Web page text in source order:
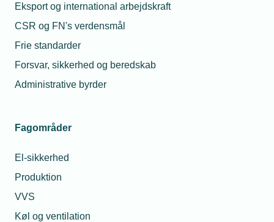
Eksport og international arbejdskraft
CSR og FN's verdensmål
Frie standarder
Forsvar, sikkerhed og beredskab
Administrative byrder
Fagområder
El-sikkerhed
Produktion
VVS
Køl og ventilation
Forpraktik og Trainee
Læs mere